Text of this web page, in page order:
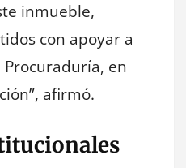
inmueble,
con apoyar a
en
afirmó.